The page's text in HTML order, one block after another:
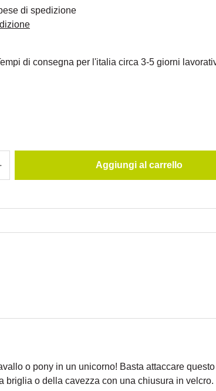
di spedizione
di consegna per l'italia circa 3-5 giorni
Aggiungi al carrello
o pony in un unicorno! Basta attaccare
briglia o della cavezza con una chiusura in velcro.